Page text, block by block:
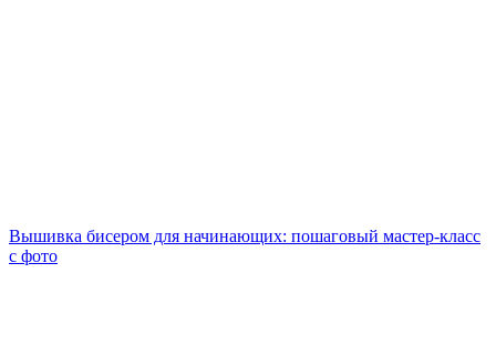
Вышивка бисером для начинающих: пошаговый мастер-класс
с фото